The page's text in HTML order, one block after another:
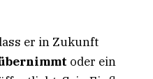
er in Zukunft
oder ein